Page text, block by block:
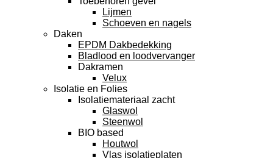
Lijmen
Schoeven en nagels
Daken
EPDM Dakbedekking
Bladlood en loodvervanger
Dakramen
Velux
Isolatie en Folies
Isolatiemateriaal zacht
Glaswol
Steenwol
BIO based
Houtwol
Vlas isolatieplaten